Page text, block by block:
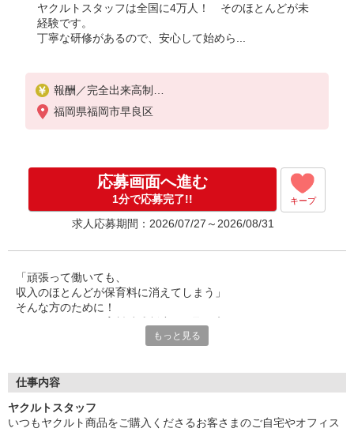
ヤクルトスタッフは全国に4万人！ そのほとんどが未
経験です。
丁寧な研修があるので、安心して始めら...
報酬／完全出来高制
月収100,000円〜、月収120,000円〜（平均収入125,
146円）
万円以上）OK
働ける時間や環境に合わせて最大限に考慮します。
職場体験実施！少しでも不安のある方、お気軽にお
問い合わせください！
＊収入補償（10ヶ月）／月10万円※研修・社員同行
◆商品買取りなし！しっかり稼げます◎
※研修期間／5日間／4000円／日
収入保障期間：10か月
福岡県福岡市早良区
応募画面へ進む
1分で応募完了!! キープ
求人応募期間：2026/07/27～2026/08/31
「頑張って働いても、
収入のほとんどが保育料に消えてしまう」
そんな方のために！
一般の保育園に子どもを預けている方をバックアップ◎
◆急なお休みにもスタッフ同士で快くフォロー
もっと見る
仕事内容
ヤクルトスタッフ
いつもヤクルト商品をご購入くださるお客さまのご自宅やオフィス